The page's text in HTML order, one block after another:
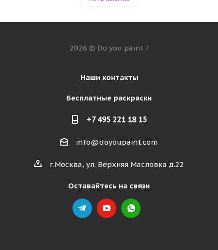
2026 © Do you paint ?
Наши контакты
Бесплатные раскраски
+7 495 221 18 15
info@doyoupaint.com
г.Москва, ул. Верхняя Масловка д.22
Оставайтесь на связи